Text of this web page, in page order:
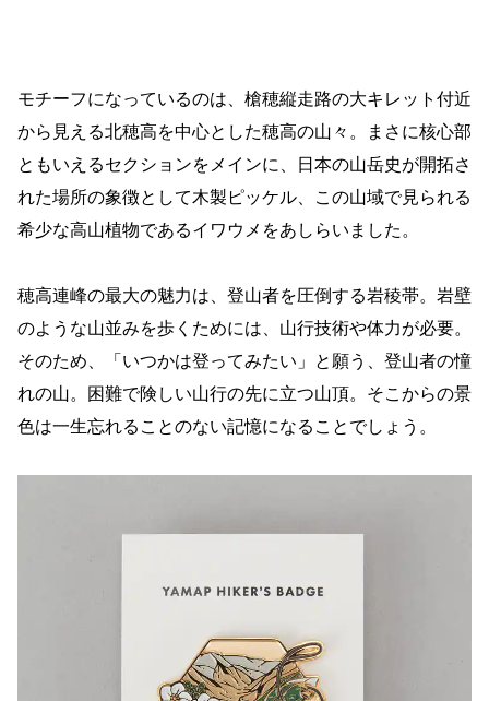
モチーフになっているのは、槍穂縦走路の大キレット付近
から見える北穂高を中心とした穂高の山々。まさに核心部
ともいえるセクションをメインに、日本の山岳史が開拓さ
れた場所の象徴として木製ピッケル、この山域で見られる
希少な高山植物であるイワウメをあしらいました。
穂高連峰の最大の魅力は、登山者を圧倒する岩稜帯。岩壁
のような山並みを歩くためには、山行技術や体力が必要。
そのため、「いつかは登ってみたい」と願う、登山者の憧
れの山。困難で険しい山行の先に立つ山頂。そこからの景
色は一生忘れることのない記憶になることでしょう。